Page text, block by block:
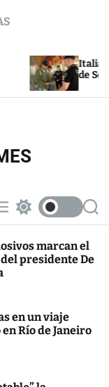
Italia califica
de Schengen
M
e
u
w
t
c
o
r
S
e
r
c
marcan el
presidente De
en un viaje
Río de Janeiro